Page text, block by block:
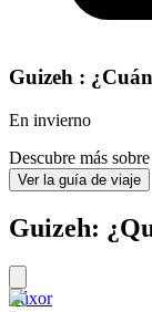
Guizeh :
En invierno
Descubre más
Ver la guía de viaje
Guizeh:
Lúxor